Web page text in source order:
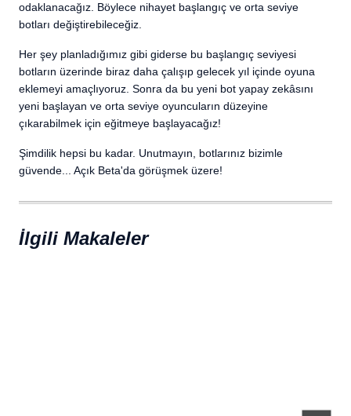
odaklanacağız. Böylece nihayet başlangıç ve orta seviye
botları değiştirebileceğiz.
Her şey planladığımız gibi giderse bu başlangıç seviyesi
botların üzerinde biraz daha çalışıp gelecek yıl içinde oyuna
eklemeyi amaçlıyoruz. Sonra da bu yeni bot yapay zekâsını
yeni başlayan ve orta seviye oyuncuların düzeyine
çıkarabilmek için eğitmeye başlayacağız!
Şimdilik hepsi bu kadar. Unutmayın, botlarınız bizimle
güvende... Açık Beta'da görüşmek üzere!
İlgili Makaleler